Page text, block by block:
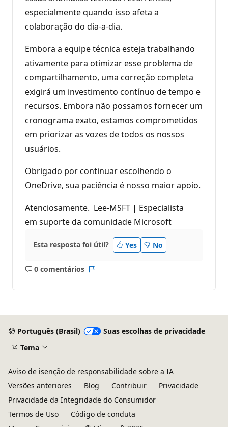
especialmente quando isso afeta a
colaboração do dia-a-dia.
Embora a equipe técnica esteja trabalhando
ativamente para otimizar esse problema de
compartilhamento, uma correção completa
exigirá um investimento contínuo de tempo e
recursos. Embora não possamos fornecer um
cronograma exato, estamos comprometidos
em priorizar as vozes de todos os nossos
usuários.
Obrigado por continuar escolhendo o
OneDrive, sua paciência é nosso maior apoio.
Atenciosamente. Lee-MSFT | Especialista
em suporte da comunidade Microsoft
Esta resposta foi útil? Yes No
0 comentários
Sem
Português (Brasil)
Suas escolhas de privacidade
Tema
Aviso de isenção de responsabilidade sobre a IA
Versões anteriores
Blog Contribuir
Privacidade
Privacidade da Integridade do Consumidor
Termos de Uso
Código de conduta